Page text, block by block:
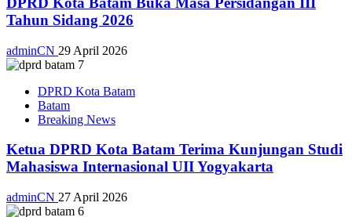
Tahun Sidang 2026
adminCN 29 April 2026
DPRD Kota Batam
Batam
Breaking News
Ketua DPRD Kota Batam Terima Kunjungan Studi
Mahasiswa Internasional UII Yogyakarta
adminCN 27 April 2026